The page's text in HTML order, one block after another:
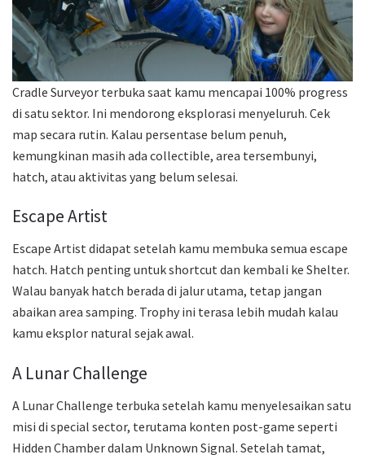
Cradle Surveyor terbuka saat kamu mencapai 100% progress
di satu sektor. Ini mendorong eksplorasi menyeluruh. Cek
map secara rutin. Kalau persentase belum penuh,
kemungkinan masih ada collectible, area tersembunyi,
hatch, atau aktivitas yang belum selesai.
Escape Artist
Escape Artist didapat setelah kamu membuka semua escape
hatch. Hatch penting untuk shortcut dan kembali ke Shelter.
Walau banyak hatch berada di jalur utama, tetap jangan
abaikan area samping. Trophy ini terasa lebih mudah kalau
kamu eksplor natural sejak awal.
A Lunar Challenge
A Lunar Challenge terbuka setelah kamu menyelesaikan satu
misi di special sector, terutama konten post-game seperti
Hidden Chamber dalam Unknown Signal. Setelah tamat,